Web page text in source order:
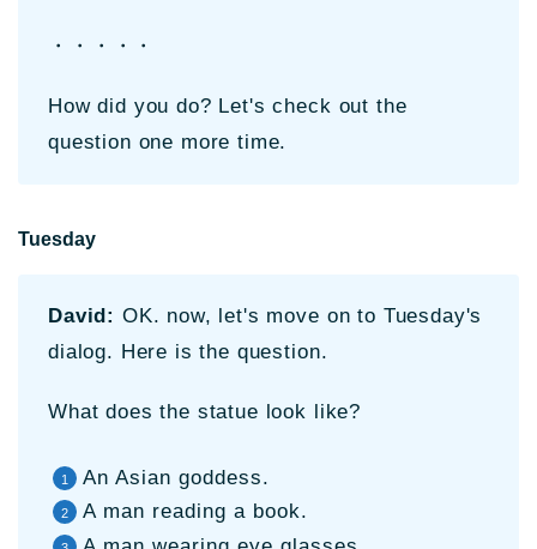
・・・・・
How did you do? Let's check out the
question one more time.
Tuesday
David: OK. now, let's move on to Tuesday's
dialog. Here is the question.
What does the statue look like?
An Asian goddess.
A man reading a book.